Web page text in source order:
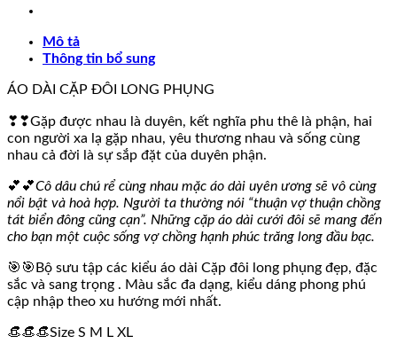
Mô tả
Thông tin bổ sung
ÁO DÀI CẶP ĐÔI LONG PHỤNG
❣❣Gặp được nhau là duyên, kết nghĩa phu thê là phận, hai
con người xa lạ gặp nhau, yêu thương nhau và sống cùng
nhau cả đời là sự sắp đặt của duyên phận.
💕💕Cô dâu chú rể cùng nhau mặc áo dài uyên ương sẽ vô cùng
nổi bật và hoà hợp. Người ta thường nói “thuận vợ thuận chồng
tát biển đông cũng cạn”. Những cặp áo dài cưới đôi sẽ mang đến
cho bạn một cuộc sống vợ chồng hạnh phúc trăng long đầu bạc.
🎯🎯Bộ sưu tập các kiểu áo dài Cặp đôi long phụng đẹp, đặc
sắc và sang trọng . Màu sắc đa dạng, kiểu dáng phong phú
cập nhập theo xu hướng mới nhất.
👒👒👒Size S M L XL